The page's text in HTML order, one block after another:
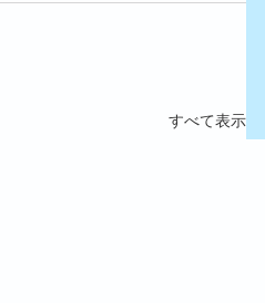
すべて表示